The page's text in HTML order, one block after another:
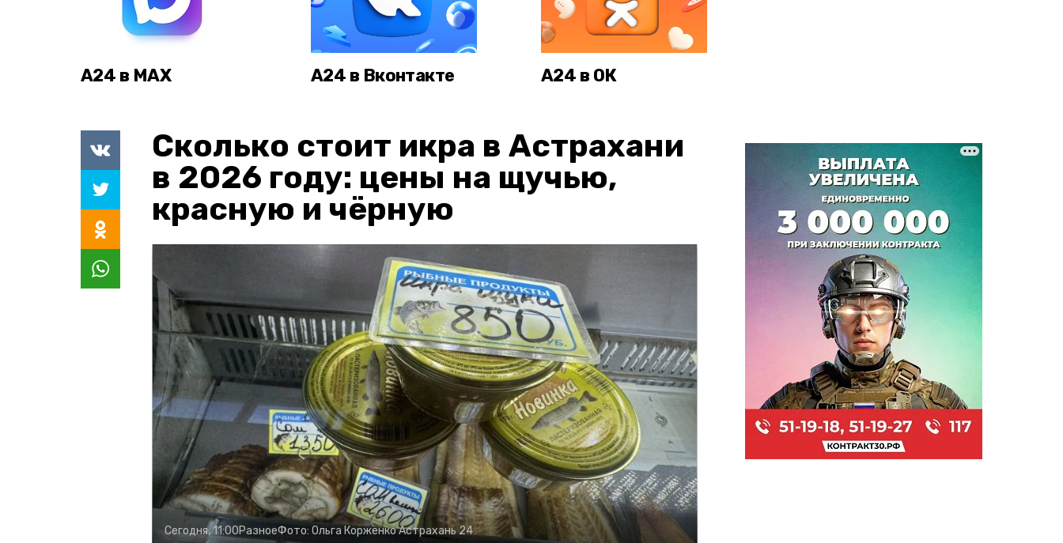
А24 в MAX А24 в Вконтакте А24 в ОК
Сколько стоит икра в Астрахани
в 2026 году: цены на щучью,
красную и чёрную
Сегодня, 11:00РазноеФото: Ольга КорженкоАстрахань 24